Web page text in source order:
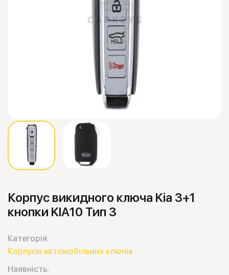
Корпус викидного ключа Kia 3+1
кнопки KIA10 Тип 3
Категорія:
Корпуси автомобільних ключів
Наявність: